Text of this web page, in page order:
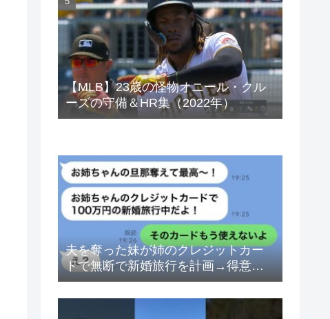
ベトナムドン イラクディナール
【MLB】23歳の怪物オニール・クル
ーズの守備＆HR集（2022年）
夫を奪った妹が姉のクレジットカー
ドで無断で新婚旅行を計画→得意げ
な妹に「カードは解約したから」と
伝えた時の反応が…ｗ